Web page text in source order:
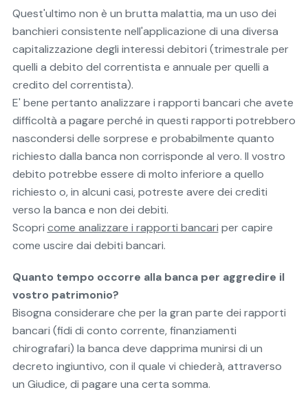
Quest'ultimo non è un brutta malattia, ma un uso dei
banchieri consistente nell'applicazione di una diversa
capitalizzazione degli interessi debitori (trimestrale per
quelli a debito del correntista e annuale per quelli a
credito del correntista).
E' bene pertanto analizzare i rapporti bancari che avete
difficoltà a pagare perché in questi rapporti potrebbero
nascondersi delle sorprese e probabilmente quanto
richiesto dalla banca non corrisponde al vero. Il vostro
debito potrebbe essere di molto inferiore a quello
richiesto o, in alcuni casi, potreste avere dei crediti
verso la banca e non dei debiti.
Scopri come analizzare i rapporti bancari per capire
come uscire dai debiti bancari.
Quanto tempo occorre alla banca per aggredire il
vostro patrimonio?
Bisogna considerare che per la gran parte dei rapporti
bancari (fidi di conto corrente, finanziamenti
chirografari) la banca deve dapprima munirsi di un
decreto ingiuntivo, con il quale vi chiederà, attraverso
un Giudice, di pagare una certa somma.